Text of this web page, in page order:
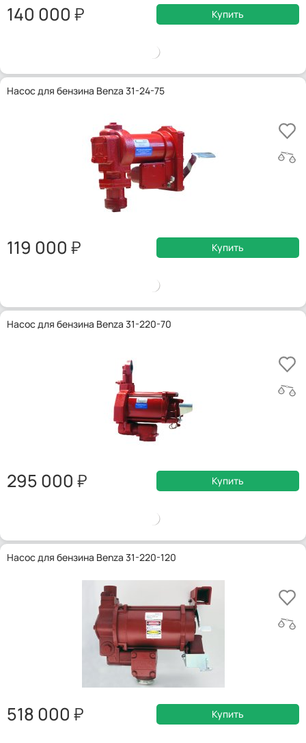
140 000 Купить
Насос для бензина Benza 31-24-75
119 000 Купить
Насос для бензина Benza 31-220-70
295 000 Купить
Насос для бензина Benza 31-220-120
518 000 Купить